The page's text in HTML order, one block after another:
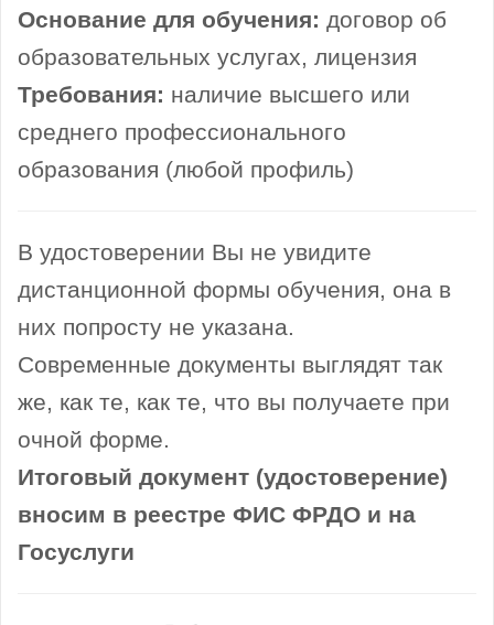
Основание для обучения: договор об
образовательных услугах, лицензия
Требования: наличие высшего или
среднего профессионального
образования (любой профиль)
В удостоверении Вы не увидите
дистанционной формы обучения, она в
них попросту не указана.
Современные документы выглядят так
же, как те, как те, что вы получаете при
очной форме.
Итоговый документ (удостоверение)
вносим в реестре ФИС ФРДО и на
Госуслуги